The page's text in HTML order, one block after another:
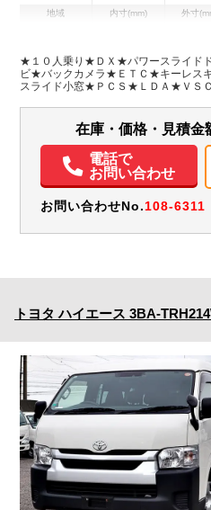
地域 内寸(mm) 外寸
装備
ETC バックモニター
記録
取扱説明書（一部含む）
メンテナンスノ
★１０人乗り★ＤＸ★パワースライド
ビ★バックカメラ★ＥＴＣ★キーレス
スライド小窓★ＰＣＳ★ＬＤＡ★ＶＳ
式ＡＶＮ-ＬＢＳ０１★フロアマット
在庫・価格・見積金
電話で
お問い合わせ
お問い合わせNo.108-6311
トヨタ ハイエース 3BA-